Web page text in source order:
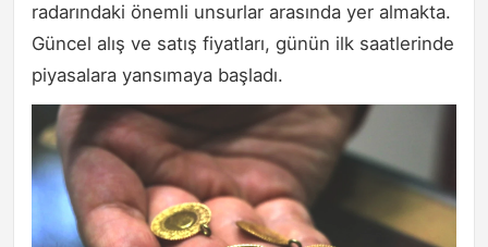
radarındaki önemli unsurlar arasında yer almakta.
Güncel alış ve satış fiyatları, günün ilk saatlerinde
piyasalara yansımaya başladı.